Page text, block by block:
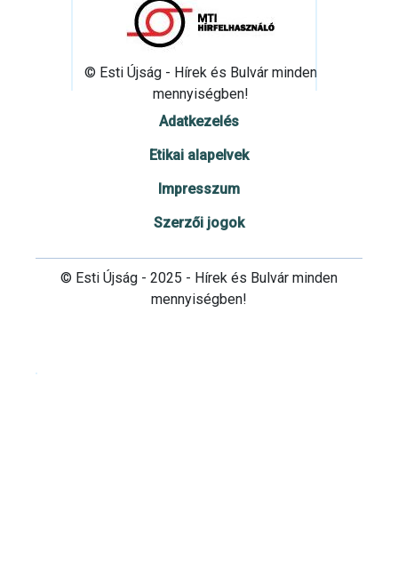
© Esti Újság - Hírek és Bulvár minden
mennyiségben!
Adatkezelés
Etikai alapelvek
Impresszum
Szerzői jogok
© Esti Újság - 2025 - Hírek és Bulvár minden
mennyiségben!